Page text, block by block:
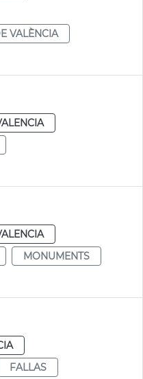
VALÈNCIA
MONUMENTS
FALLAS